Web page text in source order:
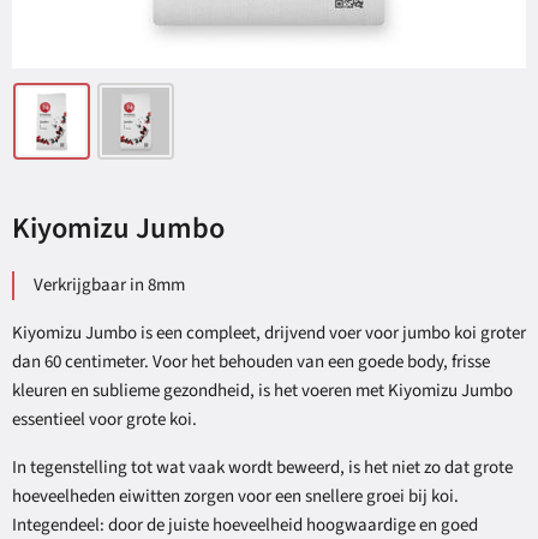
Kiyomizu Jumbo
Verkrijgbaar in 8mm
Kiyomizu Jumbo is een compleet, drijvend voer voor jumbo koi groter
dan 60 centimeter. Voor het behouden van een goede body, frisse
kleuren en sublieme gezondheid, is het voeren met Kiyomizu Jumbo
essentieel voor grote koi.
In tegenstelling tot wat vaak wordt beweerd, is het niet zo dat grote
hoeveelheden eiwitten zorgen voor een snellere groei bij koi.
Integendeel: door de juiste hoeveelheid hoogwaardige en goed